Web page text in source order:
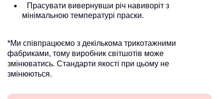
Прасувати вивернувши річ навиворіт з
мінімальною температурі праски.
*Ми співпрацюємо з декількома трикотажними
фабриками, тому виробник світшотів може
змінюватись. Стандарти якості при цьому не
змінюються.